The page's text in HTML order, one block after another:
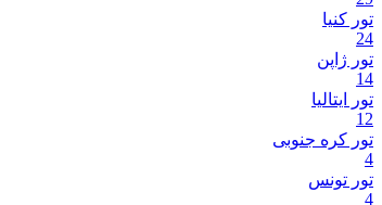
تور کنیا
24
تور ژاپن
14
تور ایتالیا
12
تور کره جنوبی
4
تور تونس
4